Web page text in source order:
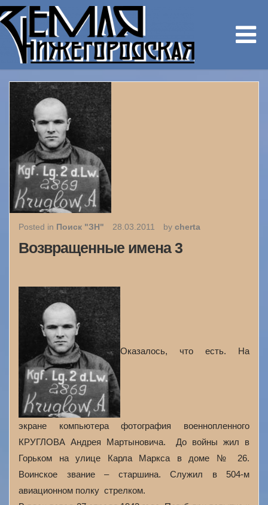
Posted in Поиск "ЗН" 28.03.2011 by cherta
Возвращенные имена 3
Оказалось, что есть. На
экране компьютера фотография военнопленного
КРУГЛОВА Андрея Мартыновича. До войны жил в
Горьком на улице Карла Маркса в доме № 26.
Воинское звание – старшина. Служил в 504-м
авиационном полку стрелком.